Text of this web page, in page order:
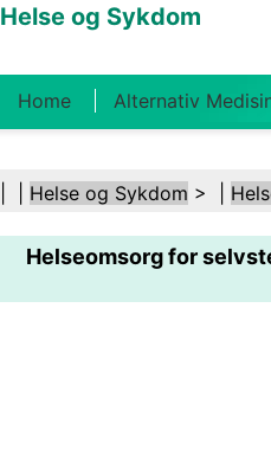
Helse og Sykdom
Home Alternativ
Kosthold Og Ernæring
Helsebransjen Psykisk
Sikkerhet Kirurgi Og
Helse og Sykdom > |
Helseomsorg for